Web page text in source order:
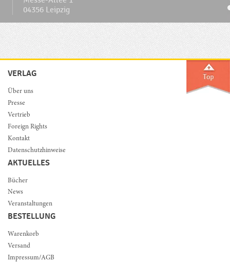
04356 Leipzig
VERLAG
Über uns
Presse
Vertrieb
Foreign Rights
Kontakt
Datenschutzhinweise
AKTUELLES
Bücher
News
Veranstaltungen
BESTELLUNG
Warenkorb
Versand
Impressum/AGB